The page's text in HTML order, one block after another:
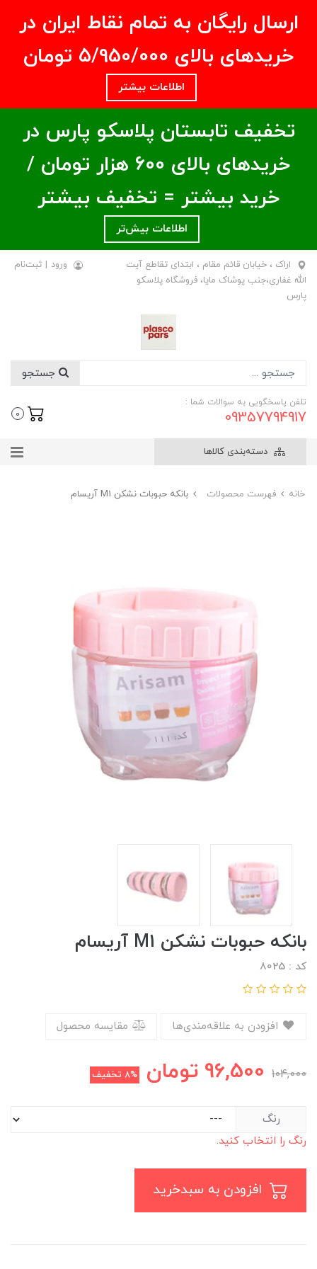
ارسال رایگان به تمام نقاط ایران در
خریدهای بالای ۵/950/000 تومان
اطلاعات بیشتر
تخفیف تابستان پلاسکو پارس در
خریدهای بالای ۶00 هزار تومان /
خرید بیشتر = تخفیف بیشتر
اطلاعات بیش‌تر
اراک ، خیابان قائم مقام ، ابتدای تقاطع آیت
الله غفاری،جنب پوشاک مایا، فروشگاه پلاسکو
پارس
ورود | ثبت‌نام
تلفن پاسخگویی به سوالات شما :
09357794917
0
دسته‌بندی کالاها
خانه فهرست محصولات بانکه حبوبات نشکن M1 آریسام
بانکه حبوبات نشکن M1 آریسام
کد : 8025
مقایسه محصول
104,000
96,500 تومان 8% تخفیف
رنگ
رنگ را انتخاب کنید.